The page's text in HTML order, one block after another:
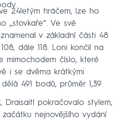
24letým hráčem, lze ho
„stovkaře“. Ve své
v základní části 48
dále 118. Loni končil na
mimochodem číslo, které
i se dvěma krátkými
491 bodů, průměr 1,39
Draisaitl pokračovalo stylem,
nejnovějšího vydání